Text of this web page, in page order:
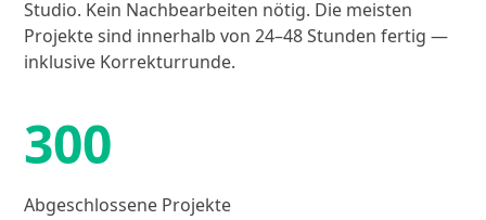
Studio. Kein Nachbearbeiten nötig. Die meisten
Projekte sind innerhalb von 24–48 Stunden fertig —
inklusive Korrekturrunde.
300
Abgeschlossene Projekte